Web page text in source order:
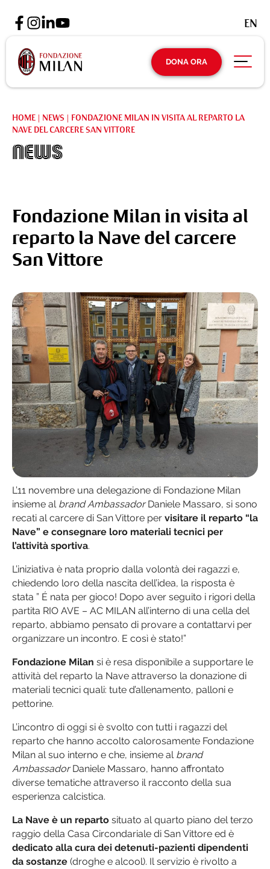
DONA ORA
EN
HOME | NEWS | FONDAZIONE MILAN IN VISITA AL REPARTO LA
NAVE DEL CARCERE SAN VITTORE
News
Fondazione Milan in visita al
reparto la Nave del carcere
San Vittore
L’11 novembre una delegazione di Fondazione Milan
insieme al brand AmbassadorDaniele Massaro, si sono
recati al carcere di San Vittore per visitare il reparto “la
Nave” e consegnare loro materiali tecnici per
l’attività sportiva.
L’iniziativa è nata proprio dalla volontà dei ragazzi e,
chiedendo loro della nascita dell’idea, la risposta è
stata ” É nata per gioco! Dopo aver seguito i rigori della
partita RIO AVE – AC MILAN all’interno di una cella del
reparto, abbiamo pensato di provare a contattarvi per
organizzare un incontro. E così è stato!”
Fondazione Milan si è resa disponibile a supportare le
attività del reparto la Nave attraverso la donazione di
materiali tecnici quali: tute d’allenamento, palloni e
pettorine.
L’incontro di oggi si è svolto con tutti i ragazzi del
reparto che hanno accolto calorosamente Fondazione
Milan al suo interno e che, insieme al brand
AmbassadorDaniele Massaro, hanno affrontato
diverse tematiche attraverso il racconto della sua
esperienza calcistica.
La Nave è un reparto situato al quarto piano del terzo
raggio della Casa Circondariale di San Vittore ed è
dedicato alla cura dei detenuti-pazienti dipendenti
da sostanze (droghe e alcool). Il servizio è rivolto a